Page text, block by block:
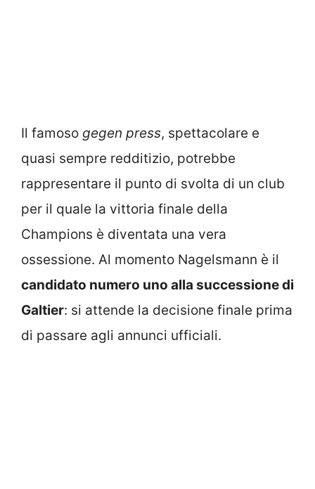
Il famoso gegen press, spettacolare e
quasi sempre redditizio, potrebbe
rappresentare il punto di svolta di un club
per il quale la vittoria finale della
Champions è diventata una vera
ossessione. Al momento Nagelsmann è il
candidato numero uno alla successione di
Galtier: si attende la decisione finale prima
di passare agli annunci ufficiali.